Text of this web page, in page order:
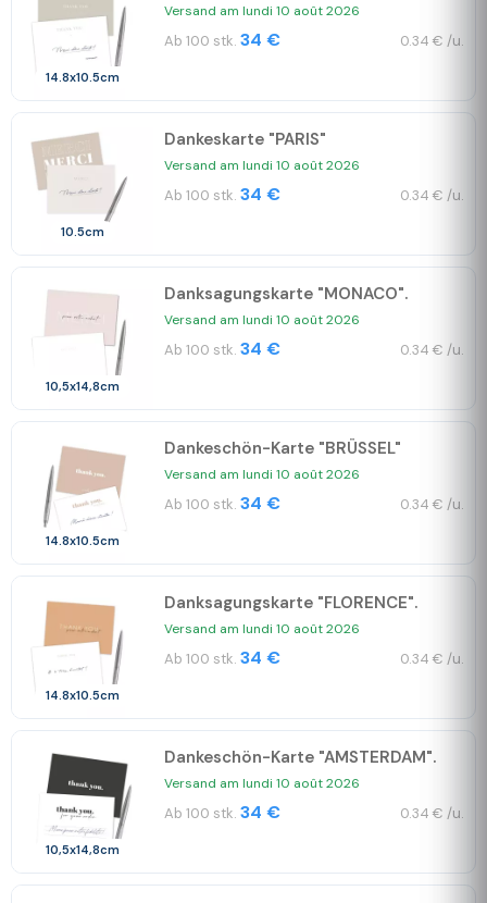
14.8x10.5cm
Versand am lundi 10 août 2026
Ab 100 stk. 34 € 0.34 € /u.
10.5cm
Dankeskarte "PARIS"
Versand am lundi 10 août 2026
Ab 100 stk. 34 € 0.34 € /u.
10,5x14,8cm
Danksagungskarte "MONACO".
Versand am lundi 10 août 2026
Ab 100 stk. 34 € 0.34 € /u.
14.8x10.5cm
Dankeschön-Karte "BRÜSSEL"
Versand am lundi 10 août 2026
Ab 100 stk. 34 € 0.34 € /u.
14.8x10.5cm
Danksagungskarte "FLORENCE".
Versand am lundi 10 août 2026
Ab 100 stk. 34 € 0.34 € /u.
10,5x14,8cm
Dankeschön-Karte "AMSTERDAM".
Versand am lundi 10 août 2026
Ab 100 stk. 34 € 0.34 € /u.